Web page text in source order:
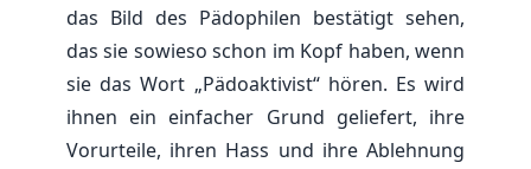
das Bild des Pädophilen bestätigt sehen,
das sie sowieso schon im Kopf haben, wenn
sie das Wort „Pädoaktivist“ hören. Es wird
ihnen ein einfacher Grund geliefert, ihre
Vorurteile, ihren Hass und ihre Ablehnung